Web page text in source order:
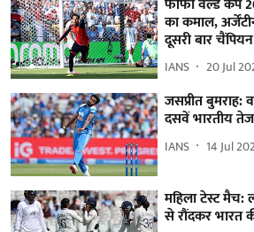
का कमाल,
दूसरी बार चैंपियन
IANS 20 Jul
जसप्रीत
दसवें भारतीय
IANS 14 Jul
महिला टेस्ट मैच:
से रौंदकर भारत